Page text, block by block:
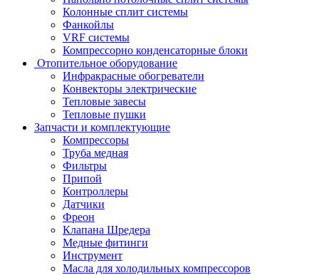
Колонные сплит системы
Фанкойлы
VRF системы
Компрессорно конденсаторные блоки
Отопительное оборудование
Инфракрасные обогреватели
Конвекторы электрические
Тепловые завесы
Тепловые пушки
Запчасти и комплектующие
Компрессоры
Труба медная
Фильтры
Припой
Контроллеры
Датчики
Фреон
Клапана Шредера
Медные фитинги
Инструмент
Масла для холодильных компрессоров